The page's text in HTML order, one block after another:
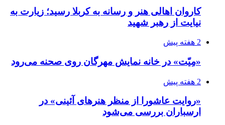
کاروان اهالی هنر و رسانه به کربلا رسید؛ زیارت به
نیایت از رهبر شهید
2 هفته پیش
«مِیّت» در خانه نمایش مهرگان روی صحنه می‌رود
2 هفته پیش
«روایت عاشورا از منظر هنرهای آئینی» در
ارسباران بررسی می‌شود